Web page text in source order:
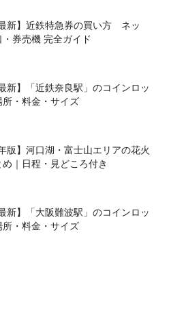
新】近鉄特急券の買い方 ネッ
・券売機 完全ガイド
新】「近鉄奈良駅」のコインロッ
所・料金・サイズ
版】河口湖・富士山エリアの花火
め｜日程・見どころ付き
新】「大阪難波駅」のコインロッ
所・料金・サイズ